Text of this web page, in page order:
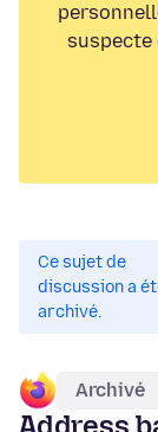
suspecte
Ce sujet de
discussion a
archivé.
Archivé